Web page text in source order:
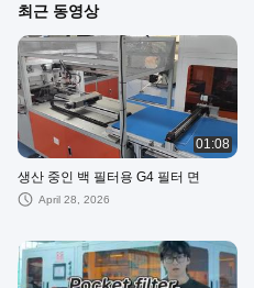
최근 동영상
01:08
생산 중인 백 필터용 G4 필터 면
April 28, 2026